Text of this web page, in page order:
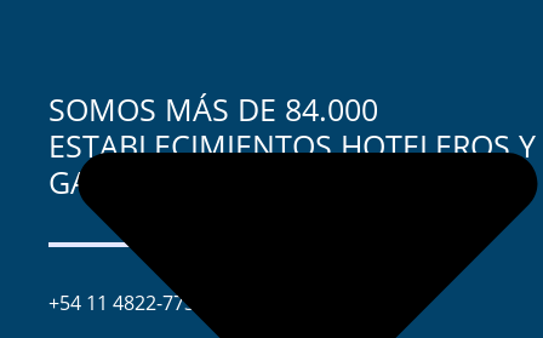
SOMOS MÁS DE 84.000
ESTABLECIMIENTOS HOTELEROS Y
GASTRONÓMICOS.
+54 11 4822-7733